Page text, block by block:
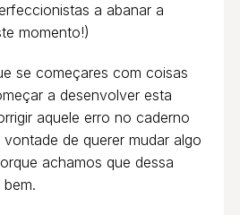
a abanar a
momento!)
se começares com coisas
a desenvolver esta
aquele erro no caderno
de querer mudar algo
achamos que dessa